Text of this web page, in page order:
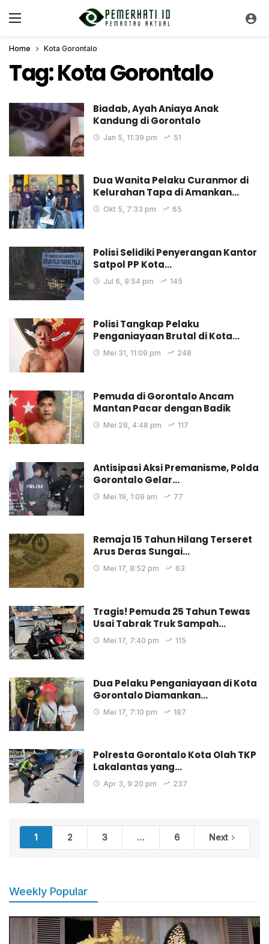
Home Kota Gorontalo
Tag:Kota Gorontalo
Biadab, Ayah Aniaya Anak
Kandung di Gorontalo
Jan 5, 11:39 pm 51
Dua Wanita Pelaku Curanmor di
Kelurahan Tapa di Amankan…
Okt 5, 7:33 pm 65
Polisi Selidiki Penyerangan Kantor
Satpol PP Kota…
Jul 6, 9:54 pm 145
Polisi Tangkap Pelaku
Penganiayaan Brutal di Kota…
Mei 31, 11:09 pm 248
Pemuda di Gorontalo Ancam
Mantan Pacar dengan Badik
Mei 28, 4:48 pm 117
Antisipasi Aksi Premanisme, Polda
Gorontalo Gelar…
Mei 19, 1:09 am 77
Remaja 15 Tahun Hilang Terseret
Arus Deras Sungai…
Mei 17, 8:52 pm 63
Tragis! Pemuda 25 Tahun Tewas
Usai Tabrak Truk Sampah…
Mei 17, 7:40 pm 115
Dua Pelaku Penganiayaan di Kota
Gorontalo Diamankan…
Mei 17, 7:10 pm 187
Polresta Gorontalo Kota Olah TKP
Lakalantas yang…
Apr 3, 9:20 pm 237
1 2 3 … 6 Next
Weekly Popular